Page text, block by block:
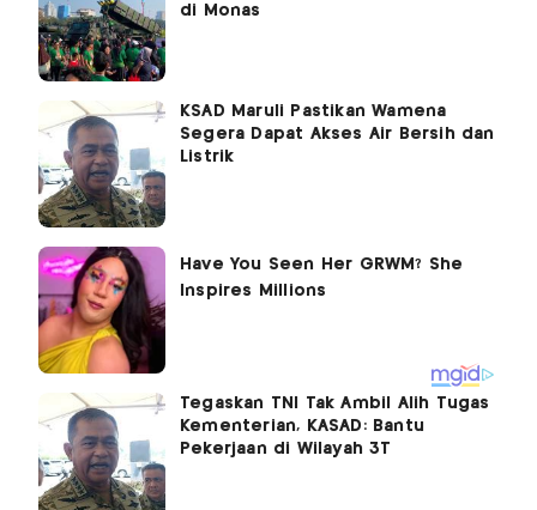
di Monas
KSAD Maruli Pastikan Wamena
Segera Dapat Akses Air Bersih dan
Listrik
Tegaskan TNI Tak Ambil Alih Tugas
Kementerian, KASAD: Bantu
Pekerjaan di Wilayah 3T